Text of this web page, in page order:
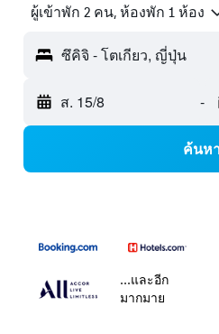
ผู้เข้าพัก 2 คน, ห้องพัก 1 ห้อง
ซึคิจิ - โตเกียว, ญี่ปุ่น
ส. 15/8 -
ค้นห
...และอีก
มากมาย